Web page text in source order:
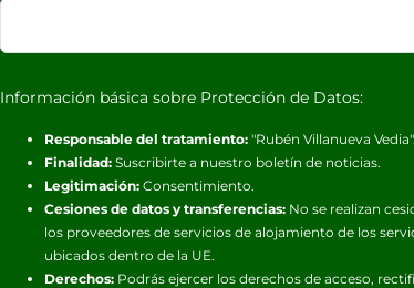
Información básica sobre Protección de Datos:
Responsable del tratamiento: "Rubén Villanueva Vedia".
Finalidad: Suscribirte a nuestro boletín de noticias.
Legitimación: Consentimiento.
Cesiones de datos y transferencias: No se realizan
los proveedores de servicios de alojamiento de los
ubicados dentro de la UE.
Derechos: Podrás ejercer los derechos de acceso,